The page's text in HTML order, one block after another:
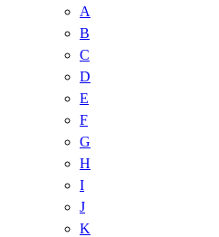
A
B
C
D
E
F
G
H
I
J
K